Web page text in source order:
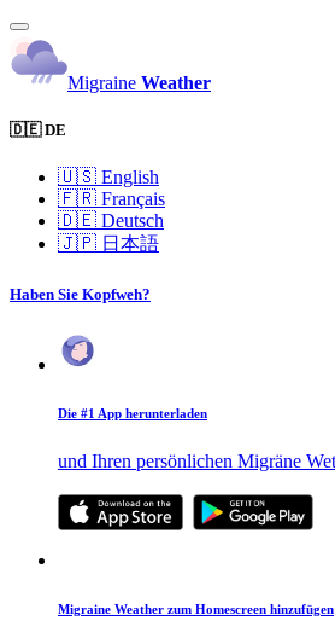
Migraine Weather
🇩🇪 DE
🇺🇸 English
🇫🇷 Français
🇩🇪 Deutsch
🇯🇵 日本語
Haben Sie Kopfweh?
Die #1 App herunterladen
und Ihren persönlichen Migräne
Migraine Weather zum Homescreen hinzufügen